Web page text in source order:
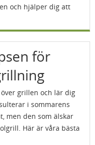
och hjälper dig att
för
grillen och lär dig
i sommarens
men den som älskar
Här är våra bästa